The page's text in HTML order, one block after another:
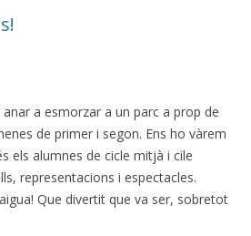
anar a esmorzar a un parc a prop de
de primer i segon. Ens ho vàrem
els alumnes de cicle mitjà i cile
representacions i espectacles.
Que divertit que va ser, sobretot